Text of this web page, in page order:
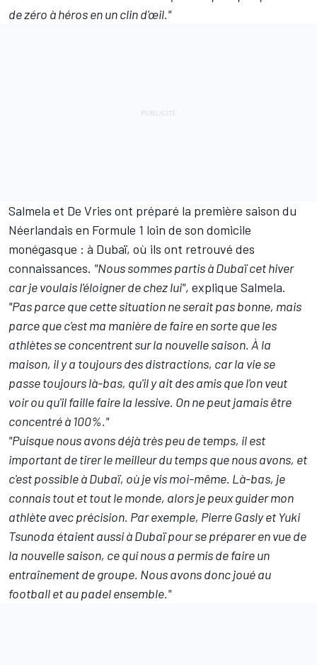
de zéro à héros en un clin d'œil."
Salmela et De Vries ont préparé la première saison du
Néerlandais en Formule 1 loin de son domicile
monégasque : à Dubaï, où ils ont retrouvé des
connaissances. "Nous sommes partis à Dubaï cet hiver
car je voulais l'éloigner de chez lui", explique Salmela.
"Pas parce que cette situation ne serait pas bonne, mais
parce que c'est ma manière de faire en sorte que les
athlètes se concentrent sur la nouvelle saison. À la
maison, il y a toujours des distractions, car la vie se
passe toujours là-bas, qu'il y ait des amis que l'on veut
voir ou qu'il faille faire la lessive. On ne peut jamais être
concentré à 100%."
"Puisque nous avons déjà très peu de temps, il est
important de tirer le meilleur du temps que nous avons, et
c'est possible à Dubaï, où je vis moi-même. Là-bas, je
connais tout et tout le monde, alors je peux guider mon
athlète avec précision. Par exemple, Pierre Gasly et Yuki
Tsunoda étaient aussi à Dubaï pour se préparer en vue de
la nouvelle saison, ce qui nous a permis de faire un
entraînement de groupe. Nous avons donc joué au
football et au padel ensemble."